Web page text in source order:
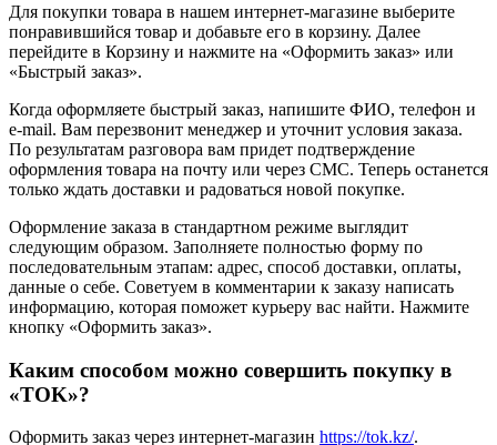
Для покупки товара в нашем интернет-магазине выберите
понравившийся товар и добавьте его в корзину. Далее
перейдите в Корзину и нажмите на «Оформить заказ» или
«Быстрый заказ».
Когда оформляете быстрый заказ, напишите ФИО, телефон и
e-mail. Вам перезвонит менеджер и уточнит условия заказа.
По результатам разговора вам придет подтверждение
оформления товара на почту или через СМС. Теперь останется
только ждать доставки и радоваться новой покупке.
Оформление заказа в стандартном режиме выглядит
следующим образом. Заполняете полностью форму по
последовательным этапам: адрес, способ доставки, оплаты,
данные о себе. Советуем в комментарии к заказу написать
информацию, которая поможет курьеру вас найти. Нажмите
кнопку «Оформить заказ».
Каким способом можно совершить покупку в
«TOK»?
Оформить заказ через интернет-магазин https://tok.kz/.